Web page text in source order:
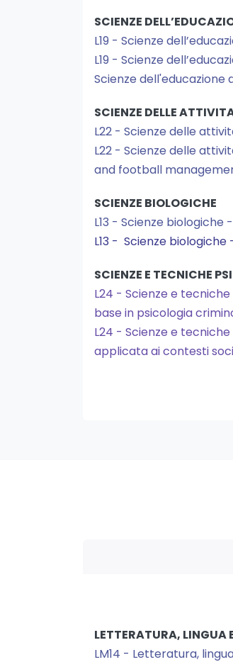
SCIENZE
L19 - Scienze
L19 - Scienze
Scienze dell'educazione
SCIENZE DELLE
L22 - Scienze delle
L22 - Scienze delle
and football
SCIENZE BIOLOGICHE
L13 - Scienze
L13 - Scienze
SCIENZE E TECNICHE
L24 - Scienze e
base in psicologia
L24 - Scienze e
applicata ai contesti
LETTERATURA, LINGUA
LM14 - Letteratura,